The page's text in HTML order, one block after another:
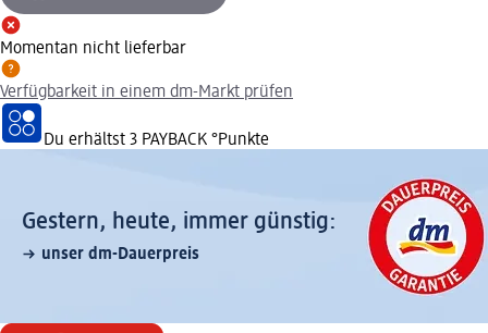
Momentan nicht lieferbar
Verfügbarkeit in einem dm-Markt prüfen
Du erhältst 3 PAYBACK °Punkte
Gestern, heute, immer günstig:
unser dm-Dauerpreis